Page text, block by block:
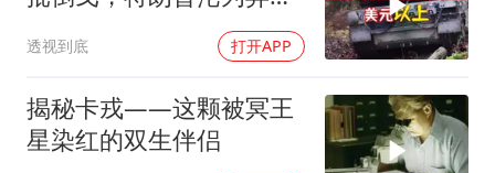
透视到底 打开APP
揭秘卡戎——这颗被冥王
星染红的双生伴侣